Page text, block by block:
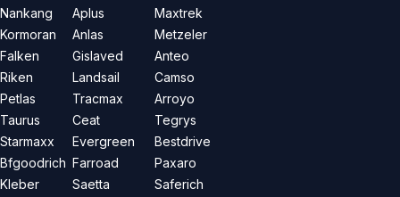
Nankang
Kormoran
Falken
Riken
Petlas
Taurus
Starmaxx
Bfgoodrich
Kleber
Aplus
Anlas
Gislaved
Landsail
Tracmax
Ceat
Evergreen
Farroad
Saetta
Maxtrek
Metzeler
Anteo
Camso
Arroyo
Tegrys
Bestdrive
Paxaro
Saferich